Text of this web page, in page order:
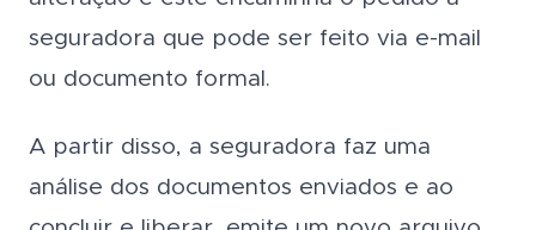
seguradora que pode ser feito via e-mail
ou documento formal.
A partir disso, a seguradora faz uma
análise dos documentos enviados e ao